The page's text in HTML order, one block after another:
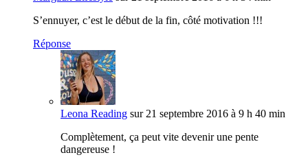
S’ennuyer, c’est le début de la fin, côté motivation !!!
Réponse
Leona Reading sur 21 septembre 2016 à 9 h 40 min
Complètement, ça peut vite devenir une pente
dangereuse !